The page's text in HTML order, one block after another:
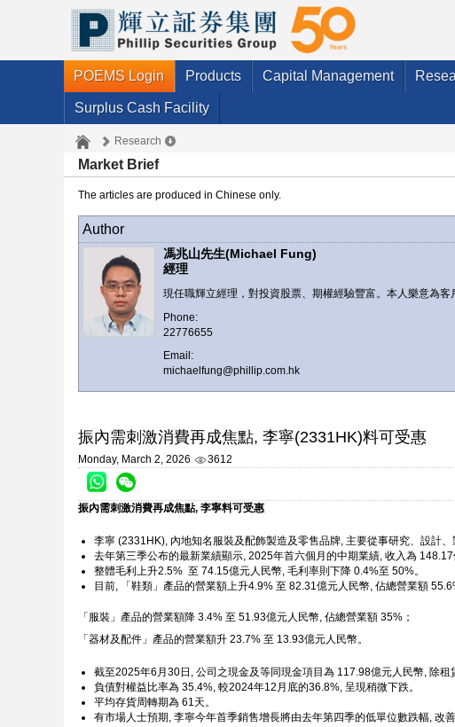
POEMS Login Products Capital Management
Surplus Cash Facility
Research
Market Brief
The articles are produced in Chinese only.
Author
馮兆山先生(Michael Fung)
經理
現任職輝立經理，對投資股票、期權經驗豐富。本人樂意為
Phone:
22776655
Email:
michaelfung@phillip.com.hk
振內需刺激消費再成焦點, 李寧(2331HK)料可受惠
Monday, March 2, 2026 3612
振內需刺激消費再成焦點, 李寧料可受惠
李寧 (2331HK), 內地知名服裝及配飾製造及零售品牌, 主要從事研究、設計
去年第三季公布的最新業績顯示, 2025年首六個月的中期業績, 收入為
整體毛利上升2.5% 至 74.15億元人民幣, 毛利率則下降 0.4%至 50%。
目前, 「鞋類」產品的營業額上升4.9% 至 82.31億元人民幣, 佔總營業額
「服裝」產品的營業額降 3.4% 至 51.93億元人民幣, 佔總營業額 35%；
「器材及配件」產品的營業額升 23.7% 至 13.93億元人民幣。
截至2025年6月30日, 公司之現金及等同現金項目為 117.98億元人民幣, 除租
負債對權益比率為 35.4%, 較2024年12月底的36.8%, 呈現稍微下跌。
平均存貨周轉期為 61天。
有市場人士預期, 李寧今年首季銷售增長將由去年第四季的低單位數跌幅, 改